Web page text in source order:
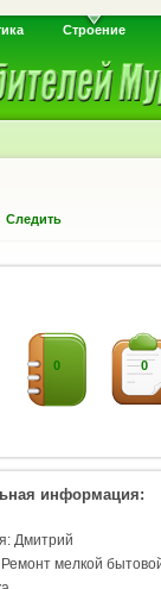
Строение
Следить
0 0
информация:
Дмитрий
мелкой